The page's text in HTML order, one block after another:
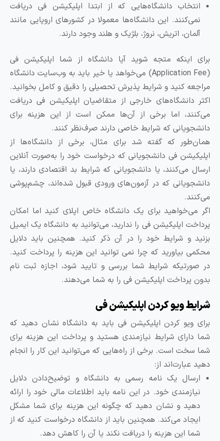
انتخاب دانشگاه‌هایی که از ابتدا اپلیکیشن فی دریافت
نمی‌کنند. این دانشگاه‌ها معمولا در کشورهای اروپایی مانند
آلمان، اتریش، نروژ، بلژیک و هلند وجود دارند.
اینکه متجه شوید آیا دانشگاه از شما اپلیکیشن فی
(Application Fee) می‌خواهد یا خیر باید به وب‌سایت دانشگاه
کنید و شرایط پذیرش تحصیلی را دقیق و کامل بخوانید.
دانشگاه‌های خارجی از متقاضیان اپلیکیشن فی دریافت
اما برخی از آن‌ها ممکن است از این هزینه برای
که شرایط خاصی دارند صرف‌نظر کنند.
که گفته شد برای مثال، برخی از دانشگاه‌ها از
فی دانشجویانی که درخواست خود را به‌صورت آنلاین
می‌کنند، یا دانشجویانی که شرایط بد اقتصادی دارند، یا
که در آزمون‌های ورودی قبول شده‌اند، چشم‌پوشی
می‌خواهید برای یک دانشگاه خاص اپلای کنید اما امکان
اپلیکیشن فی را ندارید، می‌توانید به دانشگاه یک ایمیل
و شرایط خود را در آن ذکر کنید. همچنین باید دلایل
بیاورید که چرا نمی توانید این هزینه را پرداخت کنید.
صورتیکه شرایط شما بررسی و تایید شود، اجازه ثبت نام
پرداخت اپلیکیشن فی را به شما می‌دهند.
ویو کردن اپلیکیشن فی
ویو کردن اپلیکیشن فی باید به دانشگاه نشان دهید که
دارای شرایط نیازمندی هستید و پرداخت این هزینه برای
سخت است. برخی از راه‌هایی که می‌توانید این کار را انجام
عبارت‌اند از:
ارسال یک نامه رسمی به دانشگاه و توضیح‌دادن دلایل
نیازمندی خود. در این نامه باید اطلاعات مالی خود را ارائه
دهید و نشان دهید که چگونه این هزینه برای شما مشکل
ایجاد می‌کند. همچنین باید از دانشگاه درخواست کنید که از
شما این هزینه را دریافت نکند یا آن را کاهش دهد.